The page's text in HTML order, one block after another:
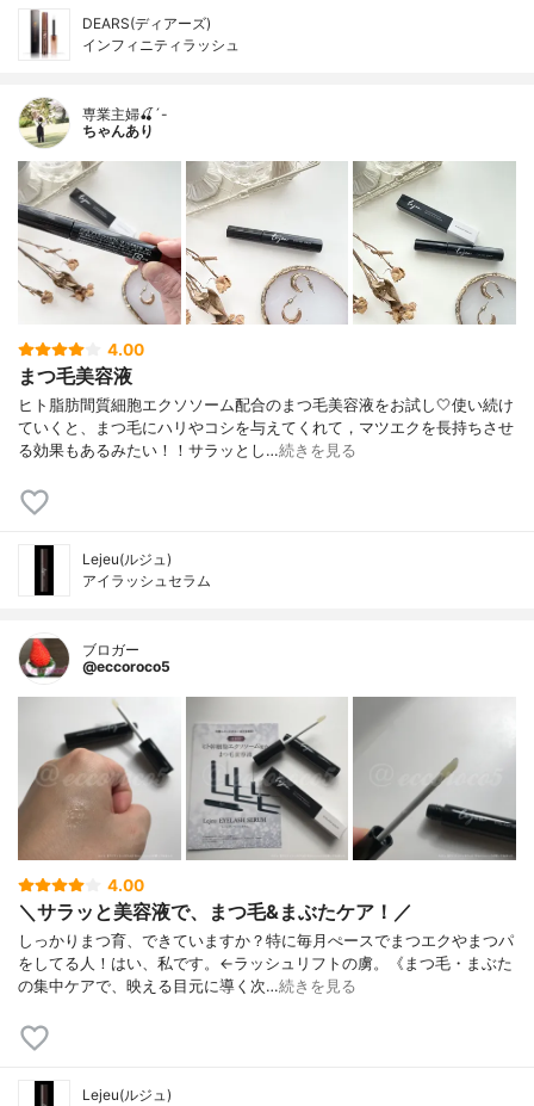
DEARS(ディアーズ)
インフィニティラッシュ
専業主婦🍒´-
ちゃんあり
4.00
まつ毛美容液
ヒト脂肪間質細胞エクソソーム配合のまつ毛美容液をお試し🤍使い続け
ていくと、まつ毛にハリやコシを与えてくれて，マツエクを長持ちさせ
る効果もあるみたい！！サラッとし…続きを見る
Lejeu(ルジュ)
アイラッシュセラム
ブロガー
@eccoroco5
4.00
＼サラッと美容液で、まつ毛&まぶたケア！／
しっかりまつ育、できていますか？特に毎月ぺースでまつエクやまつパ
をしてる人！はい、私です。←ラッシュリフトの虜。《まつ毛・まぶた
の集中ケアで、映える目元に導く次…続きを見る
Lejeu(ルジュ)